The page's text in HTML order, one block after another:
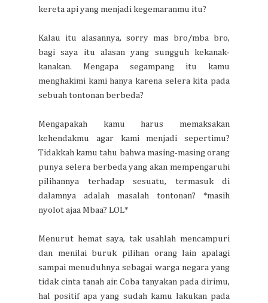
kereta api yang menjadi kegemaranmu itu?
Kalau itu alasannya, sorry mas bro/mba bro,
bagi saya itu alasan yang sungguh kekanak-
kanakan. Mengapa segampang itu kamu
menghakimi kami hanya karena selera kita pada
sebuah tontonan berbeda?
Mengapakah kamu harus memaksakan
kehendakmu agar kami menjadi sepertimu?
Tidakkah kamu tahu bahwa masing-masing orang
punya selera berbeda yang akan mempengaruhi
pilihannya terhadap sesuatu, termasuk di
dalamnya adalah masalah tontonan? *masih
nyolot ajaa Mbaa? LOL*
Menurut hemat saya, tak usahlah mencampuri
dan menilai buruk pilihan orang lain apalagi
sampai menuduhnya sebagai warga negara yang
tidak cinta tanah air. Coba tanyakan pada dirimu,
hal positif apa yang sudah kamu lakukan pada